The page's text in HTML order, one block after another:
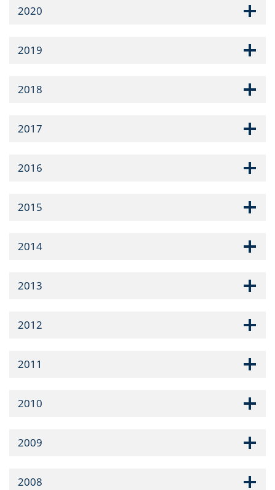
2020
2019
2018
2017
2016
2015
2014
2013
2012
2011
2010
2009
2008